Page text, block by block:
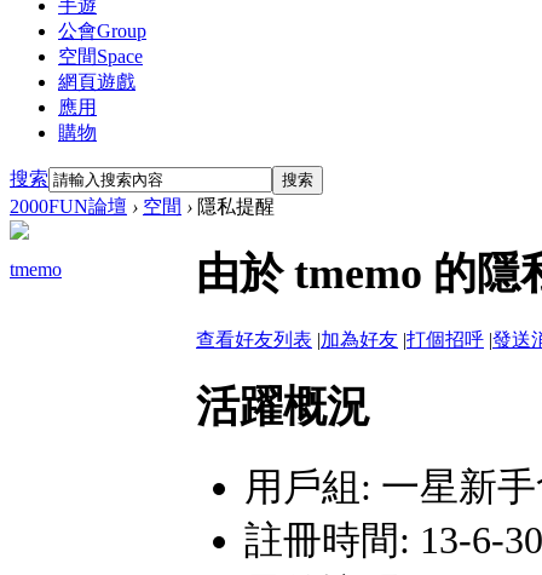
手遊
公會Group
空間Space
網頁遊戲
應用
購物
搜索 搜索
2000FUN論壇 › 空間 › 隱私提醒
tmemo 由於 tmemo 的
查看好友列表 |加為好友 |打個招呼 |發送
活躍概況
用戶組: 一星新
註冊時間: 13-6-